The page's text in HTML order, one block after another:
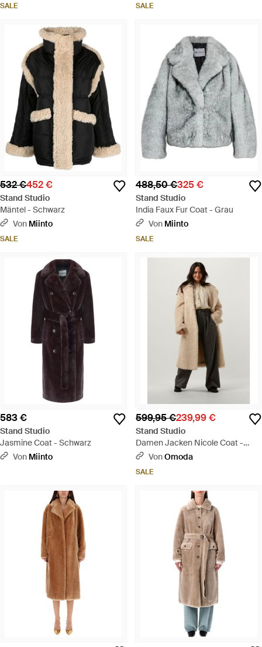
SALE SALE
532 €452 €
Stand Studio
Mäntel - Schwarz
Von Miinto
SALE
488,50 €325 €
Stand Studio
India Faux Fur Coat - Grau
Von Miinto
SALE
583 €
Stand Studio
Jasmine Coat - Schwarz
Von Miinto
599,95 €239,99 €
Stand Studio
Damen Jacken Nicole Coat -
Natur
VonOmoda
SALE